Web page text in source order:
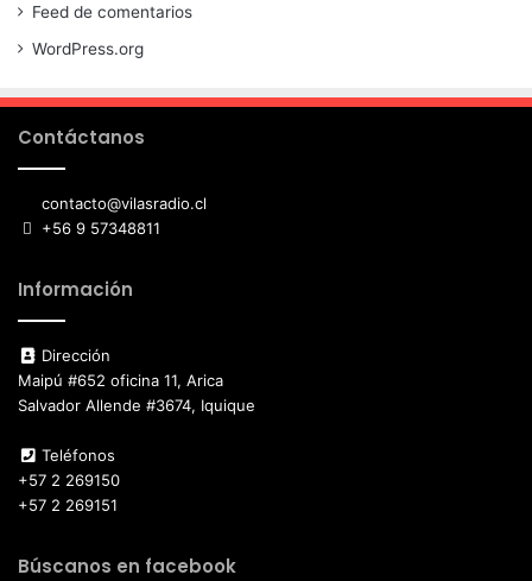
Feed de comentarios
WordPress.org
Contáctanos
contacto@vilasradio.cl
+56 9 57348811
Información
Dirección
Maipú #652 oficina 11, Arica
Salvador Allende #3674, Iquique
Teléfonos
+57 2 269150
+57 2 269151
Búscanos en facebook